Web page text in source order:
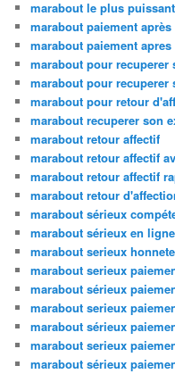
marabout le plus
marabout paiement
marabout paiement
marabout pour recuperer
marabout pour recuperer
marabout pour retour
marabout recuperer son
marabout retour affectif
marabout retour affectif
marabout retour affectif
marabout retour
marabout sérieux
marabout sérieux en ligne
marabout serieux honnete
marabout serieux
marabout sérieux
marabout serieux
marabout sérieux
marabout serieux
marabout sérieux